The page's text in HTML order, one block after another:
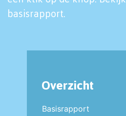
basisrapport.
Overzicht
Basisrapport